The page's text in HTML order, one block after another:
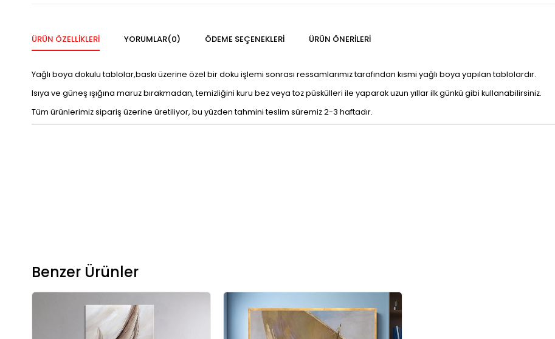
ÜRÜN ÖZELLIKLERI YORUMLAR(0) ÖDEME SEÇENEKLERI ÜRÜN ÖNERILERI
Yağlı boya dokulu tablolar,baskı üzerine özel bir doku işlemi sonrası ressamlarımız tarafından kısmi yağlı boya yapılan tablolardır.
Isıya ve güneş ışığına maruz bırakmadan, temizliğini kuru bez veya toz püskülleri ile yaparak uzun yıllar ilk günkü gibi kullanabilirsiniz.
Tüm ürünlerimiz sipariş üzerine üretiliyor, bu yüzden tahmini teslim süremiz 2-3 haftadır.
Benzer Ürünler